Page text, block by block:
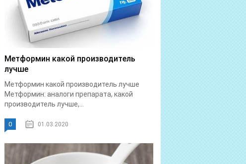
Метформин какой производитель
лучше
Метформин какой производитель лучше
Метформин: аналоги препарата, какой
производитель лучше,...
0 01.03.2020